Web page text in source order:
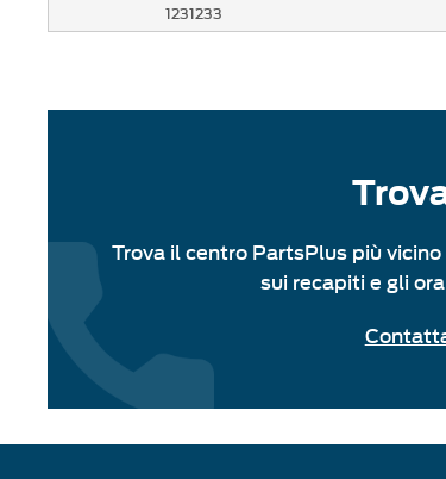
1231233
Trova il centro PartsPlus più
sui recapiti e gli